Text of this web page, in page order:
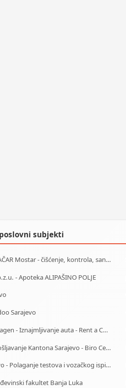
subjekti
DIMNJAČAR-ODŽAČAR Mostar - čišćenje, kontrola, sanacija
- Apoteka ALIPAŠINO POLJE
Sarajevo
Car Rental - Mietwagen - Iznajmljivanje auta - Rent a Car Sarajevo
J.U. Služba za zapošljavanje Kantona Sarajevo - Biro Centar
Auto Škola Sarajevo - Polaganje testova i vozačkog ispita
fakultet Banja Luka